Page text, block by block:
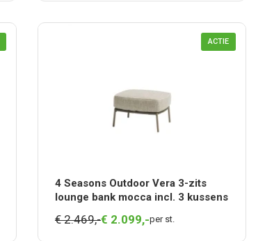
ACTIE
4 Seasons Outdoor Vera 3-zits
lounge bank mocca incl. 3 kussens
€ 2.469,-€ 2.099,-per st.